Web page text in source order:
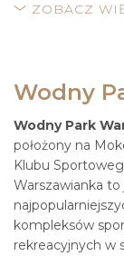
ZOBACZ
Wodny
Wodny Park
położony na
Klubu
Warszawianka to
kompleksów
rekreacyjnych w